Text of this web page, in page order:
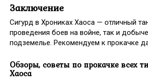
Заключение
Сигурд в Хрониках Хаоса — отличный
проведения боев на войне, так и
подземелье. Рекомендуем к прокачке
Обзоры, советы по прокачке всех
Хаоса